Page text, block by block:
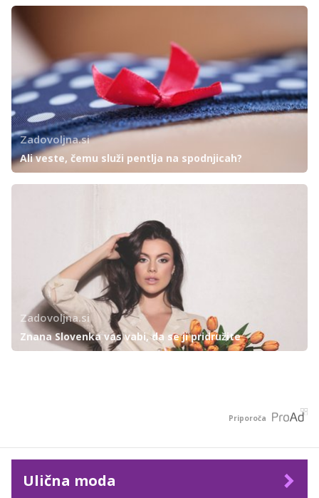
Zadovoljna.si
Ali veste, čemu služi pentlja na spodnjicah?
Zadovoljna.si
Znana Slovenka vas vabi, da se ji pridružite
Priporoča
Ulična moda